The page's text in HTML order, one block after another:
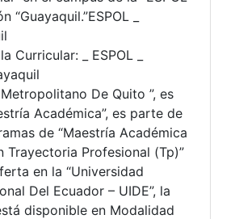
“Guayaquil.”ESPOL _
Curricular: _ ESPOL _
De Quito ”, es
Académica”, es parte de
de “Maestría Académica
Trayectoria Profesional (Tp)”
en la “Universidad
Del Ecuador – UIDE”, la
disponible en Modalidad